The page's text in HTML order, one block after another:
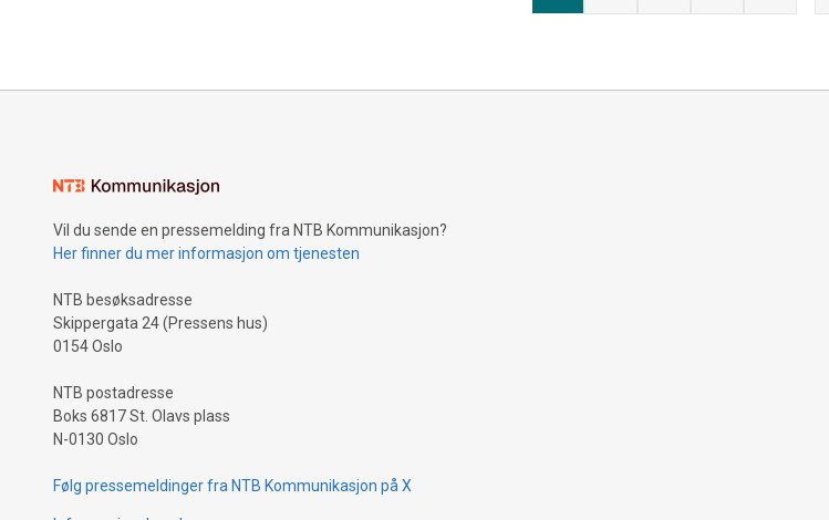
Vil du sende en pressemelding fra NTB Kommunikasjon?
Her finner du mer informasjon om tjenesten
NTB besøksadresse
Skippergata 24 (Pressens hus)
0154 Oslo
NTB postadresse
Boks 6817 St. Olavs plass
N-0130 Oslo
Følg pressemeldinger fra NTB Kommunikasjon på X